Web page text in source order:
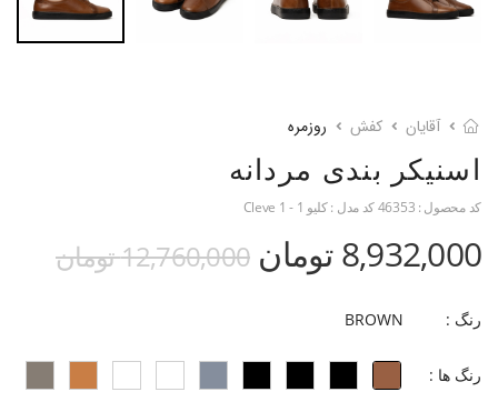
آقایان کفش روزمره
اسنیکر بندی مردانه
کد محصول : 46353کد مدل :کلیو 1 - Cleve 1
8,932,000 تومان 12,760,000 تومان
رنگ : BROWN
رنگ ها :